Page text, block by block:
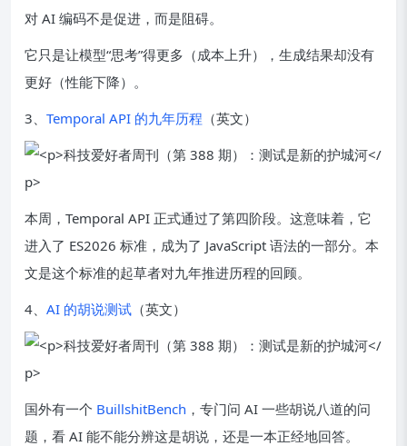
对 AI 编码不是促进，而是阻碍。
它只是让模型“思考”得更多（成本上升），生成结果却没有
更好（性能下降）。
3、 Temporal API 的九年历程 （英文）
本周，Temporal API 正式通过了第四阶段。这意味着，它
进入了 ES2026 标准，成为了 JavaScript 语法的一部分。本
文是这个标准的起草者对九年推进历程的回顾。
4、 AI 的胡说测试 （英文）
国外有一个 BuillshitBench ，专门问 AI 一些胡说八道的问
题，看 AI 能不能分辨这是胡说，还是一本正经地回答。